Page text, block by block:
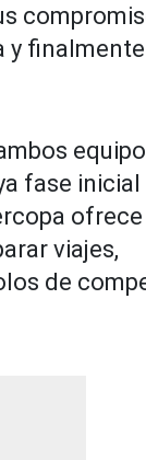
y
fase
viajes,
de